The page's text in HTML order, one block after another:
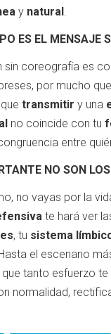
y natural.
ES EL MENSAJE
sin coreografía es
por mucho
que transmitir y una
no coincide con tu
entre
NO SON
no vayas por la
te hará ver
, tu sistema
el escenario
tanto esfuerzo
normalidad,